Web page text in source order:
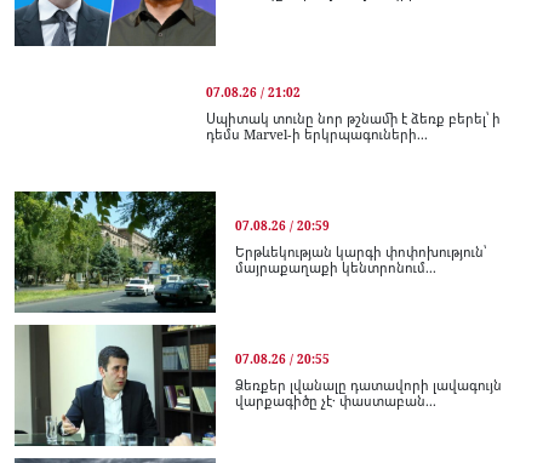
07.08.26 / 21:02
Սպիտակ տունը նոր թշնամի է ձեռք բերել՝ ի
դեմս Marvel-ի երկրպագուների...
07.08.26 / 20:59
Երթևեկության կարգի փոփոխություն՝
մայրաքաղաքի կենտրոնում...
07.08.26 / 20:55
Ձեռքեր լվանալը դատավորի լավագույն
վարքագիծը չէ․ փաստաբան...